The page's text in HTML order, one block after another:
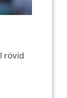
rövid